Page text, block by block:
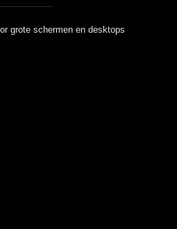
grote schermen en desktops